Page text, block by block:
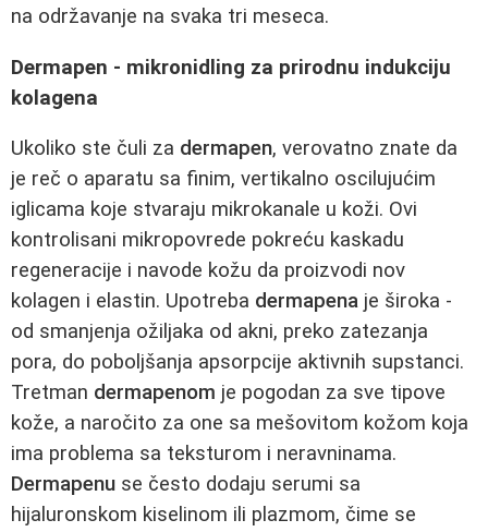
na održavanje na svaka tri meseca.
Dermapen - mikronidling za prirodnu indukciju
kolagena
Ukoliko ste čuli za dermapen, verovatno znate da
je reč o aparatu sa finim, vertikalno oscilujućim
iglicama koje stvaraju mikrokanale u koži. Ovi
kontrolisani mikropovrede pokreću kaskadu
regeneracije i navode kožu da proizvodi nov
kolagen i elastin. Upotreba dermapena je široka -
od smanjenja ožiljaka od akni, preko zatezanja
pora, do poboljšanja apsorpcije aktivnih supstanci.
Tretman dermapenom je pogodan za sve tipove
kože, a naročito za one sa mešovitom kožom koja
ima problema sa teksturom i neravninama.
Dermapenu se često dodaju serumi sa
hijaluronskom kiselinom ili plazmom, čime se